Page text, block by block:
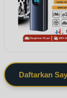
Daftarkan